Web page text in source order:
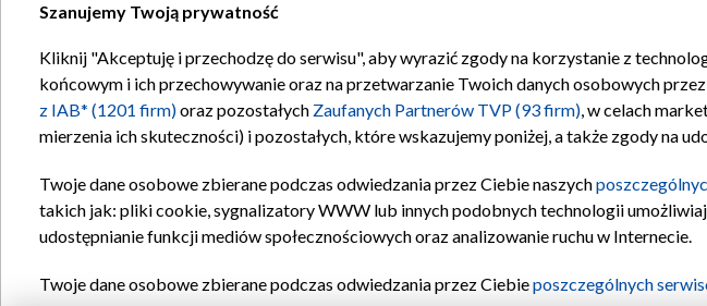
Regulamin TVP Polityka prywatności
Szanujemy Twoją prywatność
Kliknij "Akceptuję i przechodzę do serwisu", aby wyrazić zgody na korzystanie z
końcowym i ich przechowywanie oraz na przetwarzanie Twoich danych osobowych
z IAB* (1201 firm)oraz pozostałych Zaufanych Partnerów TVP (93 firm), w celach
mierzenia ich skuteczności) i pozostałych, które wskazujemy poniżej, a także zgody na
Twoje dane osobowe zbierane podczas odwiedzania przez Ciebie naszych
takich jak: pliki cookie, sygnalizatory WWW lub innych podobnych technologii
udostępnianie funkcji mediów społecznościowych oraz analizowanie ruchu w Internecie.
Twoje dane osobowe zbierane podczas odwiedzania przez Ciebieposzczególnych